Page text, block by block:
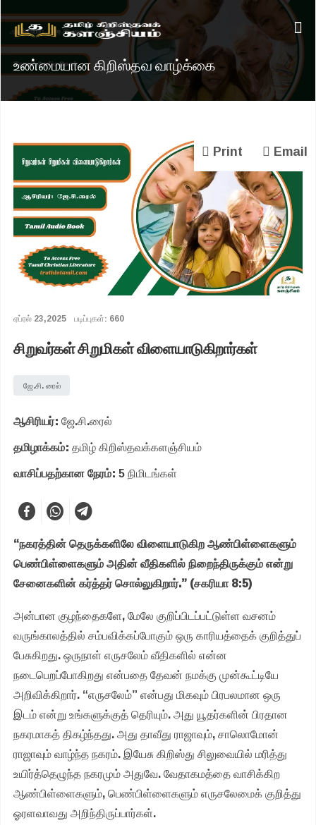
உண்மையான கிறிஸ்தவ வாழ்க்கை
ஏப்ரல் 23,2025 படிப்புகள்: 660
சிறுவர்கள் சிறுமிகள் விளையாடுகிறார்கள்
Print Email
ஜே.சி. ரைல்
ஆசிரியர்:ஜே.சி.ரைல்
தமிழாக்கம்:தமிழ் கிறிஸ்தவக்களஞ்சியம்
வாசிப்பதற்கான நேரம்:5 நிமிடங்கள்
“நகரத்தின் தெருக்களிலே விளையாடுகிற ஆண்பிள்ளைகளும்
பெண்பிள்ளைகளும் அதின் வீதிகளில் நிறைந்திருக்கும் என்று
சேனைகளின் கர்த்தர் சொல்லுகிறார்.” (சகரியா 8:5)
அன்பான குழந்தைகளே, மேலே குறிப்பிடப்பட்டுள்ள வசனம்
வருங்காலத்தில் சம்பவிக்கப்போகும் ஒரு காரியத்தைக் குறித்துப்
பேசுகிறது. ஒருநாள் எருசலேம் வீதிகளில் என்ன
நடைபெறப்போகிறது என்பதை தேவன் நமக்கு முன்கூட்டியே
அறிவிக்கிறார். “எருசலேம்” என்பது மிகவும் பிரபலமான ஒரு
இடம் என்று உங்களுக்குத் தெரியும். அது யூதர்களின் பிரதான
நகரமாகத் திகழ்ந்தது. அது தாவீது ராஜாவும், சாலொமோன்
ராஜாவும் வாழ்ந்த நகரம். இயேசு கிறிஸ்து சிலுவையில் மரித்து
உயிர்த்தெழுந்த நகரமும் அதுவே. வேதாகமத்தை வாசிக்கிற
ஆண்பிள்ளைகளும், பெண்பிள்ளைகளும் எருசலேமைக் குறித்து
ஓரளவாவது அறிந்திருப்பார்கள்.